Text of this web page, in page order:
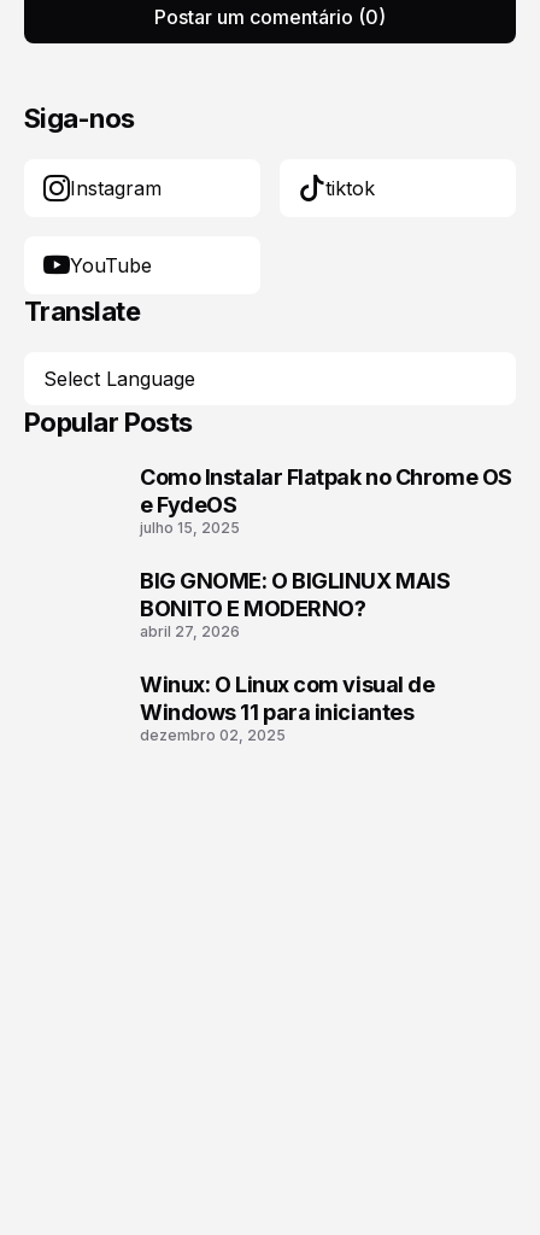
Postar um comentário (0)
Siga-nos
Instagram tiktok
YouTube
Translate
Popular Posts
Como Instalar Flatpak no Chrome OS
e FydeOS
julho 15, 2025
BIG GNOME: O BIGLINUX MAIS
BONITO E MODERNO?
abril 27, 2026
Winux: O Linux com visual de
Windows 11 para iniciantes
dezembro 02, 2025